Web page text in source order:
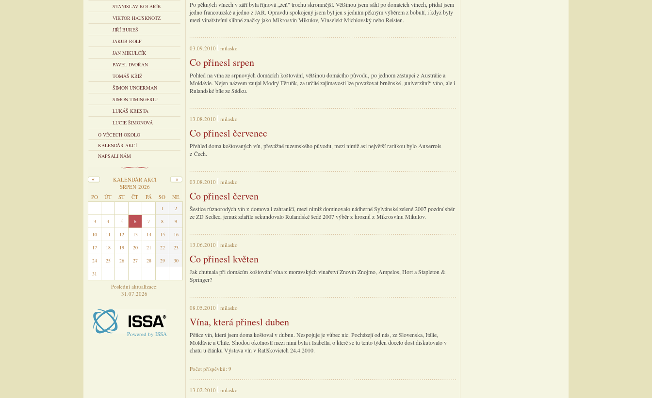
STANISLAV KOLAŘÍK
VIKTOR HAUSKNOTZ
JIŘÍ BUREŠ
JAKUB ROLF
JAN MIKULČÍK
PAVEL DVOŘAN
TOMÁŠ KŘÍŽ
ŠIMON UNGERMAN
SIMON TIMINGERIU
LUKÁŠ KRESTA
LUCIE ŠIMONOVÁ
O VĚCECH OKOLO
KALENDÁŘ AKCÍ
NAPSALI NÁM
KALENDÁŘ AKCÍ
SRPEN 2026
PO
ÚT ST ČT PÁ SO NE
1
2
3
4 5 6 7 8
9
10
11 12 13 14 15
16
17
18 19 20 21 22
23
24
25 26 27 28 29
30
31
Poslední aktualizace:
31.07.2026
Powered by ISSA
Po pěkných vínech v září byla říjnová „žeň" trochu skromnější. Většinou jsem sáhl po domácích vínech, přidal jsem
jedno francouzské a jedno z JAR. Opravdu spokojený jsem byl jen s jedním pěkným výběrem z bobulí, i když byly
mezi vinařstvími slibné značky jako Mikrosvín Mikulov, Vinselekt Michlovský nebo Reisten.
03.09.2010 milasko
Co přinesl srpen
Pohled na vína ze srpnových domácích koštování, většinou domácího původu, po jednom zástupci z Austrálie a
Moldávie. Nejen názvem zaujal Modrý Fěruňk, za určité zajímavosti lze považovat brněnské „univerzitní“ víno, ale i
Rulandské bíle ze Sádku.
13.08.2010 milasko
Co přinesl červenec
Přehled doma koštovaných vín, převážně tuzemského původu, mezi nimiž asi největší raritkou bylo Auxerrois
z Čech.
03.08.2010 milasko
Co přinesl červen
Šestice různorodých vín z domova i zahraničí, mezi nimiž dominovalo nádherné Sylvánské zelené 2007 pozdní sběr
ze ZD Sedlec, jemuž zdařile sekundovalo Rulandské šedé 2007 výběr z hroznů z Mikrosvínu Mikulov.
13.06.2010 milasko
Co přinesl květen
Jak chutnala při domácím koštování vína z moravských vinařství Znovín Znojmo, Ampelos, Hort a Stapleton &
Springer?
08.05.2010 milasko
Vína, která přinesl duben
Pětice vín, která jsem doma koštoval v dubnu. Nespojuje je vůbec nic. Pocházejí od nás, ze Slovenska, Itálie,
Moldávie a Chile. Shodou okolností mezi nimi byla i Isabella, o které se tu tento týden docelo dost diskutovalo v
chatu u článku Výstava vín v Ratíškovicích 24.4.2010.
Počet příspěvků: 9
13.02.2010 milasko